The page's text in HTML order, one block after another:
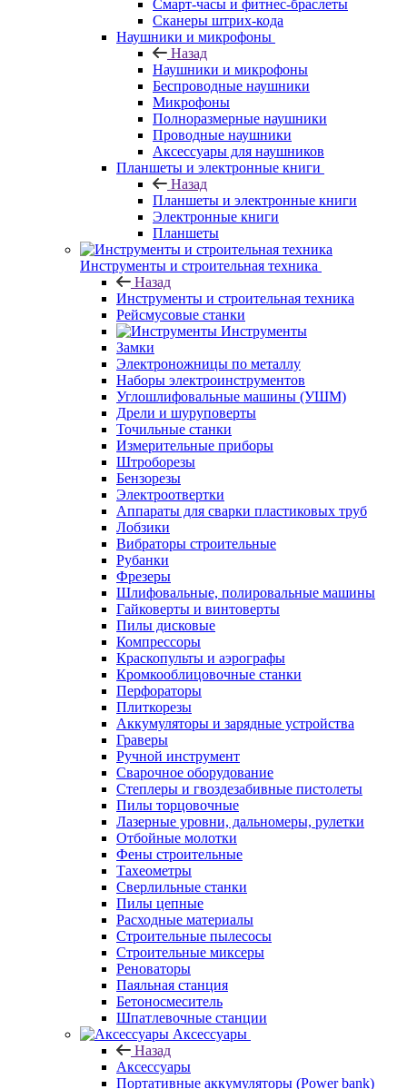
Смарт-часы и фитнес-браслеты
Сканеры штрих-кода
Наушники и микрофоны
Назад
Наушники и микрофоны
Беспроводные наушники
Микрофоны
Полноразмерные наушники
Проводные наушники
Аксессуары для наушников
Планшеты и электронные книги
Назад
Планшеты и электронные книги
Электронные книги
Планшеты
Инструменты и строительная техника
Назад
Инструменты и строительная техника
Рейсмусовые станки
Инструменты
Замки
Электроножницы по металлу
Наборы электроинструментов
Углошлифовальные машины (УШМ)
Дрели и шуруповерты
Точильные станки
Измерительные приборы
Штроборезы
Бензорезы
Электроотвертки
Аппараты для сварки пластиковых труб
Лобзики
Вибраторы строительные
Рубанки
Фрезеры
Шлифовальные, полировальные машины
Гайковерты и винтоверты
Пилы дисковые
Компрессоры
Краскопульты и аэрографы
Кромкооблицовочные станки
Перфораторы
Плиткорезы
Аккумуляторы и зарядные устройства
Граверы
Ручной инструмент
Сварочное оборудование
Степлеры и гвоздезабивные пистолеты
Пилы торцовочные
Лазерные уровни, дальномеры, рулетки
Отбойные молотки
Фены строительные
Тахеометры
Сверлильные станки
Пилы цепные
Расходные материалы
Строительные пылесосы
Строительные миксеры
Реноваторы
Паяльная станция
Бетоносмеситель
Шпатлевочные станции
Аксессуары
Назад
Аксессуары
Портативные аккумуляторы (Power bank)